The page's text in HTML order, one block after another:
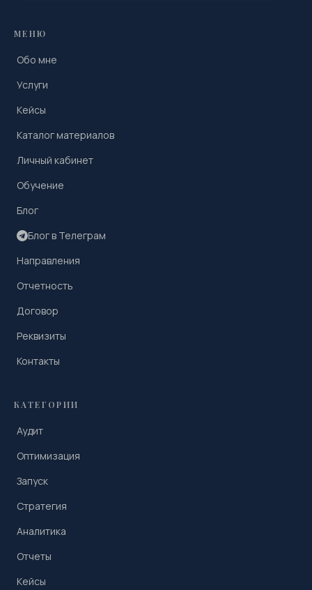
МЕНЮ
Обо мне
Услуги
Кейсы
Каталог материалов
Личный кабинет
Обучение
Блог
Блог в Телеграм
Направления
Отчетность
Договор
Реквизиты
Контакты
КАТЕГОРИИ
Аудит
Оптимизация
Запуск
Стратегия
Аналитика
Отчеты
Кейсы